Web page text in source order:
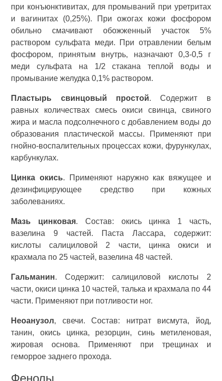
при конъюнктивитах, для промываний при уретритах
и вагинитах (0,25%). При ожогах кожи фосфором
обильно смачивают обожженный участок 5%
раствором сульфата меди. При отравлении белым
фосфором, принятым внутрь, назначают 0,3-0,5 г
меди сульфата на 1/2 стакана теплой воды и
промывание желудка 0,1% раствором.
Пластырь свинцовый простой. Содержит в
равных количествах смесь окиси свинца, свиного
жира и масла подсолнечного с добавлением воды до
образования пластической массы. Применяют при
гнойно-воспалительных процессах кожи, фурункулах,
карбункулах.
Цинка окись. Применяют наружно как вяжущее и
дезинфицирующее средство при кожных
заболеваниях.
Мазь цинковая. Состав: окись цинка 1 часть,
вазелина 9 частей. Паста Лассара, содержит:
кислоты салициловой 2 части, цинка окиси и
крахмала по 25 частей, вазелина 48 частей.
Гальманин. Содержит: салициловой кислоты 2
части, окиси цинка 10 частей, талька и крахмала по 44
части. Применяют при потливости ног.
Неоанузол, свечи. Состав: нитрат висмута, йод,
танин, окись цинка, резорцин, синь метиленовая,
жировая основа. Применяют при трещинах и
геморрое заднего прохода.